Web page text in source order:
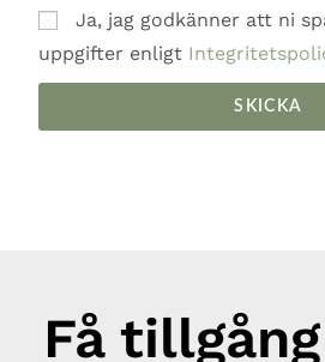
Ja, jag godkänner att ni
uppgifter enligt
SKICKA
Få